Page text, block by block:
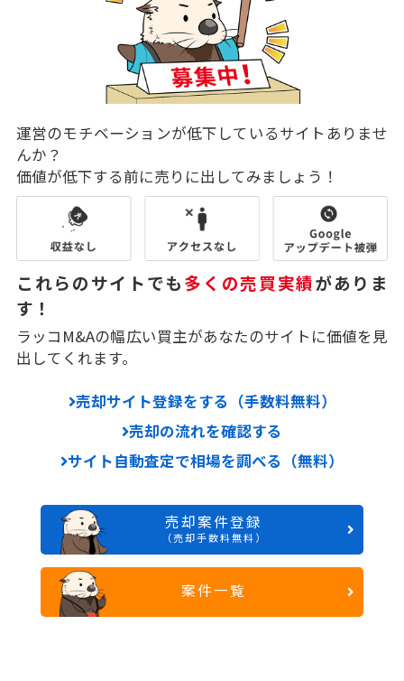
運営のモチベーションが低下しているサイトありませ
んか？
価値が低下する前に売りに出してみましょう！
これらのサイトでも多くの売買実績がありま
す！
ラッコM&Aの幅広い買主があなたのサイトに価値を見
出してくれます。
売却サイト登録をする（手数料無料）
売却の流れを確認する
サイト自動査定で相場を調べる（無料）
売却案件登録
（売却手数料無料）
案件一覧